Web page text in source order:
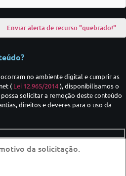
no ambiente digital e cumprir as
( Lei 12.965/2014), disponibilisamos o
solicitar a remoção deste conteúdo
direitos e deveres para o uso da